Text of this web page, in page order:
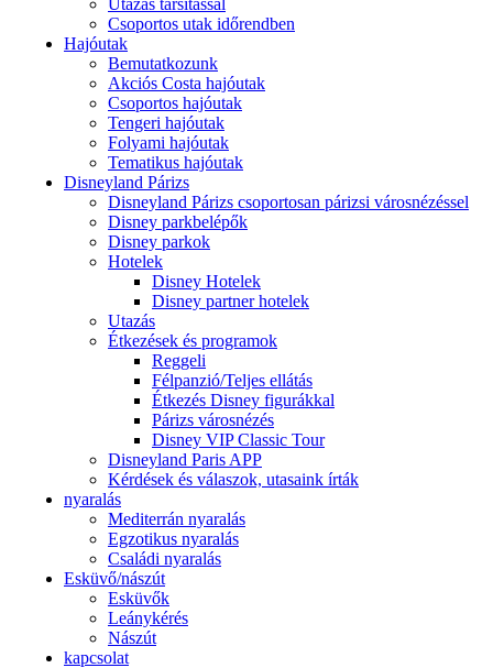
Utazás társítással
Csoportos utak időrendben
Hajóutak
Bemutatkozunk
Akciós Costa hajóutak
Csoportos hajóutak
Tengeri hajóutak
Folyami hajóutak
Tematikus hajóutak
Disneyland Párizs
Disneyland Párizs csoportosan párizsi városnézéssel
Disney parkbelépők
Disney parkok
Hotelek
Disney Hotelek
Disney partner hotelek
Utazás
Étkezések és programok
Reggeli
Félpanzió/Teljes ellátás
Étkezés Disney figurákkal
Párizs városnézés
Disney VIP Classic Tour
Disneyland Paris APP
Kérdések és válaszok, utasaink írták
nyaralás
Mediterrán nyaralás
Egzotikus nyaralás
Családi nyaralás
Esküvő/nászút
Esküvők
Leánykérés
Nászút
kapcsolat